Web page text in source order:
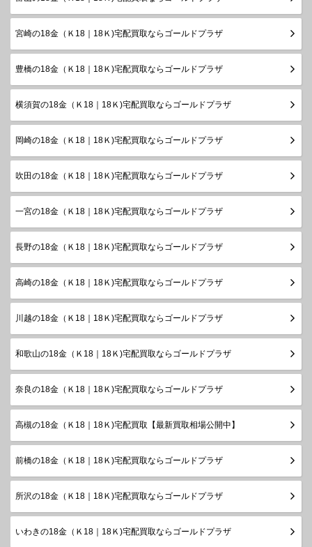
宮崎の18金（Ｋ18｜18Ｋ)宅配買取ならゴールドプラザ
豊橋の18金（Ｋ18｜18Ｋ)宅配買取ならゴールドプラザ
横須賀の18金（Ｋ18｜18Ｋ)宅配買取ならゴールドプラザ
岡崎の18金（Ｋ18｜18Ｋ)宅配買取ならゴールドプラザ
吹田の18金（Ｋ18｜18Ｋ)宅配買取ならゴールドプラザ
一宮の18金（Ｋ18｜18Ｋ)宅配買取ならゴールドプラザ
長野の18金（Ｋ18｜18Ｋ)宅配買取ならゴールドプラザ
高崎の18金（Ｋ18｜18Ｋ)宅配買取ならゴールドプラザ
川越の18金（Ｋ18｜18Ｋ)宅配買取ならゴールドプラザ
和歌山の18金（Ｋ18｜18Ｋ)宅配買取ならゴールドプラザ
奈良の18金（Ｋ18｜18Ｋ)宅配買取ならゴールドプラザ
高槻の18金（Ｋ18｜18Ｋ)宅配買取【最新買取相場公開中】
前橋の18金（Ｋ18｜18Ｋ)宅配買取ならゴールドプラザ
所沢の18金（Ｋ18｜18Ｋ)宅配買取ならゴールドプラザ
いわきの18金（Ｋ18｜18Ｋ)宅配買取ならゴールドプラザ